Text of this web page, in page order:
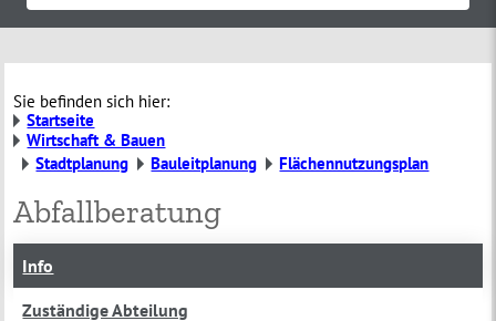
Sie befinden sich hier:
Startseite
Wirtschaft & Bauen
Stadtplanung
Bauleitplanung Flächennutzungsplan
Abfallberatung
Info
Zuständige Abteilung